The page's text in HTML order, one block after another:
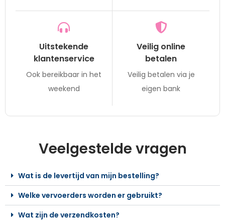
Uitstekende
klantenservice
Ook bereikbaar in het
weekend
Veilig online
betalen
Veilig betalen via je
eigen bank
Veelgestelde vragen
Wat is de levertijd van mijn bestelling?
Welke vervoerders worden er gebruikt?
Wat zijn de verzendkosten?